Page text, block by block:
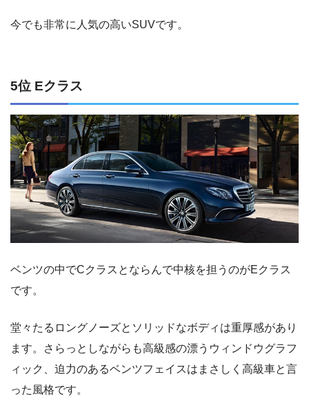
今でも非常に人気の高いSUVです。
5位 Eクラス
ベンツの中でCクラスとならんで中核を担うのがEクラス
です。
堂々たるロングノーズとソリッドなボディは重厚感があり
ます。さらっとしながらも高級感の漂うウィンドウグラフ
ィック、迫力のあるベンツフェイスはまさしく高級車と言
った風格です。